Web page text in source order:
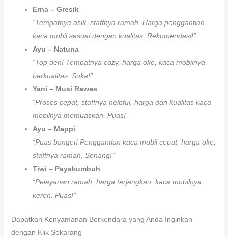
Erna – Gresik
“Tempatnya asik, staffnya ramah. Harga penggantian
kaca mobil sesuai dengan kualitas. Rekomendasi!”
Ayu – Natuna
“Top deh! Tempatnya cozy, harga oke, kaca mobilnya
berkualitas. Suka!”
Yani – Musi Rawas
“Proses cepat, staffnya helpful, harga dan kualitas kaca
mobilnya memuaskan. Puas!”
Ayu – Mappi
“Puas banget! Penggantian kaca mobil cepat, harga oke,
staffnya ramah. Senang!”
Tiwi – Payakumbuh
“Pelayanan ramah, harga terjangkau, kaca mobilnya
keren. Puas!”
Dapatkan Kenyamanan Berkendara yang Anda Inginkan
dengan Klik Sekarang